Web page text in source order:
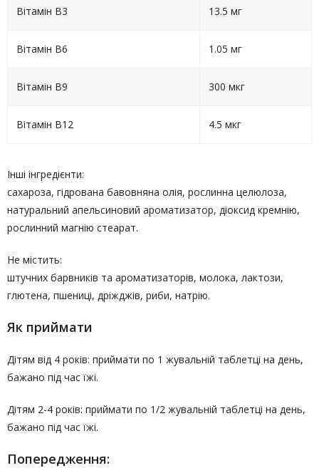
Вітамін B3 13.5 мг
Вітамін B6 1.05 мг
Вітамін B9 300 мкг
Вітамін B12 4.5 мкг
Інші інгредієнти:
сахароза, гідрована бавовняна олія, рослинна целюлоза,
натуральний апельсиновий ароматизатор, діоксид кремнію,
рослинний магнію стеарат.
Не містить:
штучних барвників та ароматизаторів, молока, лактози,
глютена, пшениці, дріжджів, риби, натрію.
Як приймати
Дітям від 4 років: приймати по 1 жувальній таблетці на день,
бажано під час їжі.
Дітям 2-4 років: приймати по 1/2 жувальній таблетці на день,
бажано під час їжі.
Попередження: